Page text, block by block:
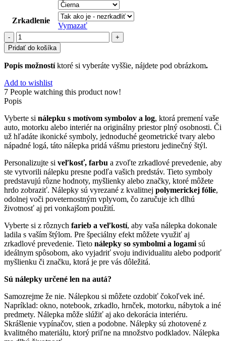
Zrkadlenie
Vymazať
množstvo
symboly
(106)
Pridať do košíka
Popis možnostíktoré si vyberáte vyššie, nájdete pod obrázkom.
Add to wishlist
7 People watching this product now!
Popis
Vyberte si nálepku s motívom symbolov a log, ktorá premení vaše
auto, motorku alebo interiér na originálny priestor plný osobnosti. Či
už hľadáte ikonické symboly, jednoduché geometrické tvary alebo
nápadné logá, táto nálepka pridá vášmu priestoru jedinečný štýl.
Personalizujte si veľkosť, farbu a zvoľte zrkadlové prevedenie, aby
ste vytvorili nálepku presne podľa vašich predstáv. Tieto symboly
predstavujú rôzne hodnoty, myšlienky alebo značky, ktoré môžete
hrdo zobraziť. Nálepky sú vyrezané z kvalitnej polymerickej fólie,
odolnej voči poveternostným vplyvom, čo zaručuje ich dlhú
životnosť aj pri vonkajšom použití.
Vyberte si z rôznych farieb a veľkostí, aby vaša nálepka dokonale
ladila s vaším štýlom. Pre špeciálny efekt môžete využiť aj
zrkadlové prevedenie. Tieto nálepky so symbolmi a logami sú
ideálnym spôsobom, ako vyjadriť svoju individualitu alebo podporiť
myšlienku či značku, ktorá je pre vás dôležitá.
Sú nálepky určené len na autá?
Samozrejme že nie. Nálepkou si môžete ozdobiť čokoľvek iné.
Napríklad: okno, notebook, zrkadlo, hrnček, motorku, nábytok a iné
predmety. Nálepka môže slúžiť aj ako dekorácia interiéru.
Skrášlenie vypínačov, stien a podobne. Nálepky sú zhotovené z
kvalitného materiálu, ktorý priľne na množstvo podkladov. Nálepka